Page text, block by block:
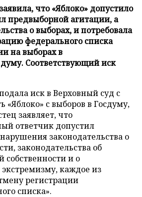
что «Яблоко» допустило
предвыборной агитации, а
о выборах, и потребовала
федерального списка
на выборах в
Соответствующий иск
иск в Верховный суд с
«Яблоко» с выборов в Госдуму,
заявляет, что
ответчик допустил
законодательства о
законодательства об
собственности и о
каждое из
регистрации
списка».